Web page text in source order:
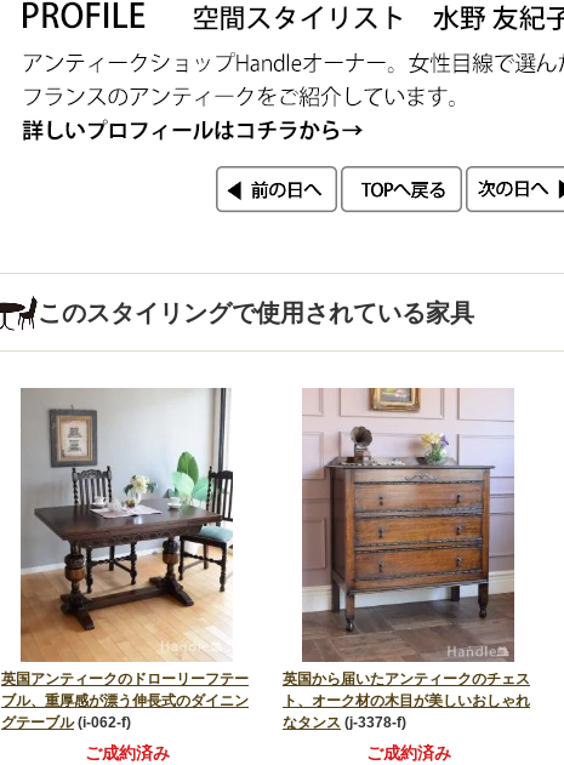
このスタイリングで使用されている家具
英国アンティークのドローリーフテー
ブル、重厚感が漂う伸長式のダイニン
グテーブル (i-062-f)
ご成約済み
英国から届いたアンティークのチェス
ト、オーク材の木目が美しいおしゃれ
なタンス (j-3378-f)
ご成約済み